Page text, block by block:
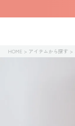
HOME アイテムから探す